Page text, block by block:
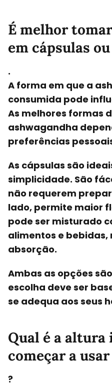
É melhor
em cápsulas
.
A forma em que a
consumida pode
As melhores formas
ashwagandha
preferências
As cápsulas são
simplicidade. São
não requerem
lado, permite maior
pode ser misturado
alimentos e bebidas,
absorção.
Ambas as opções
escolha deve ser
se adequa aos seus
Qual é a altura
começar a
?